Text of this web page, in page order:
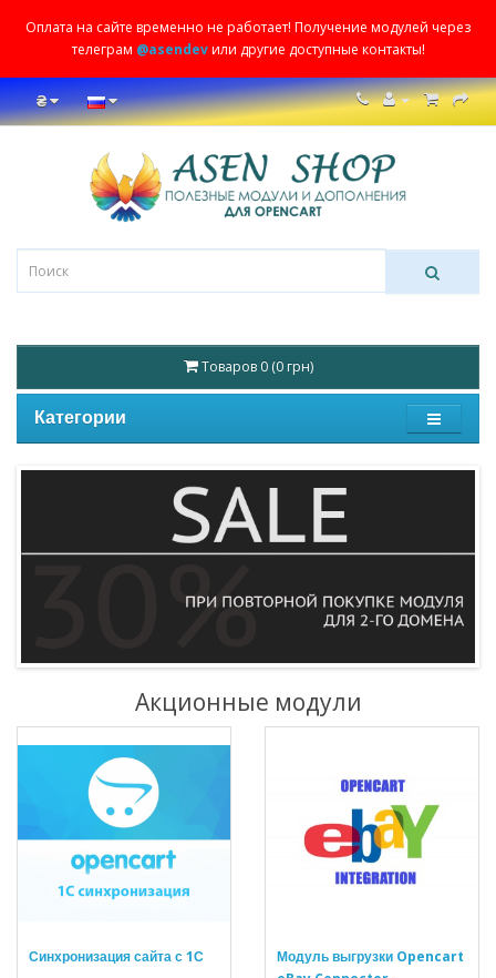
Оплата на сайте временно не работает! Получение модулей через
телеграм @asendevили другие доступные контакты!
₴
Товаров 0 (0 грн)
Категории
Акционные модули
Синхронизация сайта с 1С
Модуль выгрузки Opencart